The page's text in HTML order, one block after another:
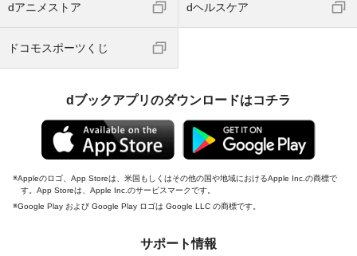
dアニメストア dヘルスケア
ドコモスポーツくじ
dブックアプリのダウンロードはコチラ
Appleのロゴ、App Storeは、米国もしくはその他の国や地域におけるApple Inc.の商標で
す。App Storeは、Apple Inc.のサービスマークです。
Google Play および Google Play ロゴは Google LLC の商標です。
サポート情報